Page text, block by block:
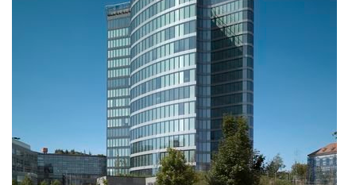
Budova BBC Filadelfie slaví
Již od roku 2010 stojí v pražské Michli budova BBC
Filafelfie. Se svými 17 nadzemními podlažími a
atraktivním designem tvoří dominantu celého
komplexu Brumlovka a bezesporu patří mezi
nejvisibilnější stavby naší kanceláře.
more